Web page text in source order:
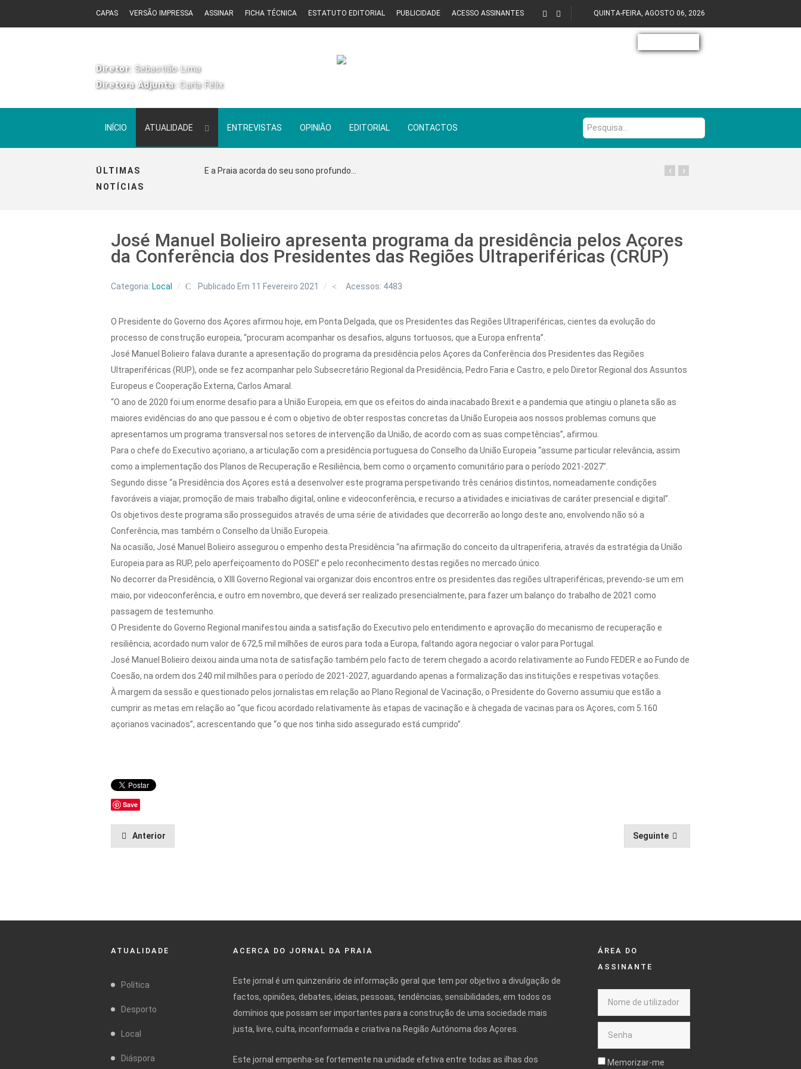
CAPAS VERSÃO IMPRESSA ASSINAR FICHA TÉCNICA ESTATUTO EDITORIAL PUBLICIDADE ACESSO ASSINANTES QUINTA-FEIRA, AGOSTO 06, 2026
Diretor: Sebastião Lima
Diretora Adjunta:Carla Félix
INÍCIO ATUALIDADE ENTREVISTAS OPINIÃO EDITORIAL CONTACTOS Pesquisa...
ÚLTIMAS
NOTÍCIAS
E a Praia acorda do seu sono profundo... ›
‹
José Manuel Bolieiro apresenta programa da presidência pelos Açores
da Conferência dos Presidentes das Regiões Ultraperiféricas (CRUP)
Categoria: Local Publicado Em 11 Fevereiro 2021 Acessos: 4483
O Presidente do Governo dos Açores afirmou hoje, em Ponta Delgada, que os Presidentes das Regiões Ultraperiféricas, cientes da evolução do
processo de construção europeia, “procuram acompanhar os desafios, alguns tortuosos, que a Europa enfrenta”.
José Manuel Bolieiro falava durante a apresentação do programa da presidência pelos Açores da Conferência dos Presidentes das Regiões
Ultraperiféricas (RUP), onde se fez acompanhar pelo Subsecretário Regional da Presidência, Pedro Faria e Castro, e pelo Diretor Regional dos Assuntos
Europeus e Cooperação Externa, Carlos Amaral.
“O ano de 2020 foi um enorme desafio para a União Europeia, em que os efeitos do ainda inacabado Brexit e a pandemia que atingiu o planeta são as
maiores evidências do ano que passou e é com o objetivo de obter respostas concretas da União Europeia aos nossos problemas comuns que
apresentamos um programa transversal nos setores de intervenção da União, de acordo com as suas competências”, afirmou.
Para o chefe do Executivo açoriano, a articulação com a presidência portuguesa do Conselho da União Europeia “assume particular relevância, assim
como a implementação dos Planos de Recuperação e Resiliência, bem como o orçamento comunitário para o período 2021-2027”.
Segundo disse “a Presidência dos Açores está a desenvolver este programa perspetivando três cenários distintos, nomeadamente condições
favoráveis a viajar, promoção de mais trabalho digital, online e videoconferência, e recurso a atividades e iniciativas de caráter presencial e digital”.
Os objetivos deste programa são prosseguidos através de uma série de atividades que decorrerão ao longo deste ano, envolvendo não só a
Conferência, mas também o Conselho da União Europeia.
Na ocasião, José Manuel Bolieiro assegurou o empenho desta Presidência “na afirmação do conceito da ultraperiferia, através da estratégia da União
Europeia para as RUP, pelo aperfeiçoamento do POSEI” e pelo reconhecimento destas regiões no mercado único.
No decorrer da Presidência, o XIII Governo Regional vai organizar dois encontros entre os presidentes das regiões ultraperiféricas, prevendo-se um em
maio, por videoconferência, e outro em novembro, que deverá ser realizado presencialmente, para fazer um balanço do trabalho de 2021 como
passagem de testemunho.
O Presidente do Governo Regional manifestou ainda a satisfação do Executivo pelo entendimento e aprovação do mecanismo de recuperação e
resiliência, acordado num valor de 672,5 mil milhões de euros para toda a Europa, faltando agora negociar o valor para Portugal.
José Manuel Bolieiro deixou ainda uma nota de satisfação também pelo facto de terem chegado a acordo relativamente ao Fundo FEDER e ao Fundo de
Coesão, na ordem dos 240 mil milhões para o período de 2021-2027, aguardando apenas a formalização das instituições e respetivas votações.
À margem da sessão e questionado pelos jornalistas em relação ao Plano Regional de Vacinação, o Presidente do Governo assumiu que estão a
cumprir as metas em relação ao “que ficou acordado relativamente às etapas de vacinação e à chegada de vacinas para os Açores, com 5.160
açorianos vacinados”, acrescentando que “o que nos tinha sido assegurado está cumprido”.
Save
Anterior Seguinte
ATUALIDADE
Política
Desporto
Local
Diáspora
ACERCA DO JORNAL DA PRAIA
Este jornal é um quinzenário de informação geral que tem por objetivo a divulgação de
factos, opiniões, debates, ideias, pessoas, tendências, sensibilidades, em todos os
domínios que possam ser importantes para a construção de uma sociedade mais
justa, livre, culta, inconformada e criativa na Região Autónoma dos Açores.
Este jornal empenha-se fortemente na unidade efetiva entre todas as ilhas dos
ÁREA DO
ASSINANTE
Memorizar-me